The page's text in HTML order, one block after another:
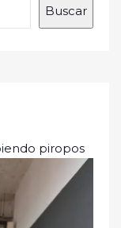
Buscar
piropos